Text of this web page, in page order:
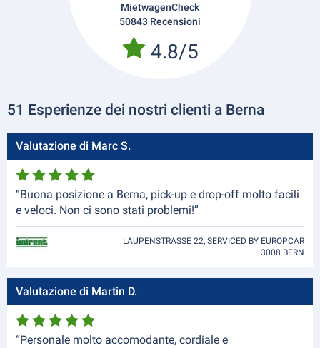
MietwagenCheck
50843 Recensioni
4.8/5
51 Esperienze dei nostri clienti a Berna
Valutazione di Marc S.
“Buona posizione a Berna, pick-up e drop-off molto facili
e veloci. Non ci sono stati problemi!”
LAUPENSTRASSE 22, SERVICED BY EUROPCAR
3008 BERN
Valutazione di Martin D.
“Personale molto accomodante, cordiale e